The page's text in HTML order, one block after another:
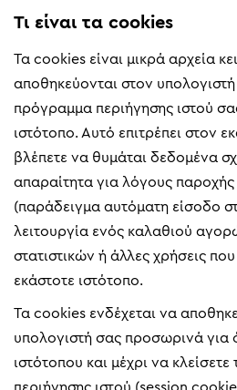
Τι είναι τα cookies
Τα cookies είναι μικρά αρχεία
αποθηκεύονται στον
πρόγραμμα περιήγησης ιστού
ιστότοπο. Αυτό επιτρέπει στον
βλέπετε να θυμάται δεδομένα
απαραίτητα για λόγους
(παράδειγμα αυτόματη είσοδο
λειτουργία ενός καλαθιού
στατιστικών ή άλλες χρήσεις
εκάστοτε ιστότοπο.
Τα cookies ενδέχεται να
υπολογιστή σας προσωρινά για
ιστότοπου και μέχρι να